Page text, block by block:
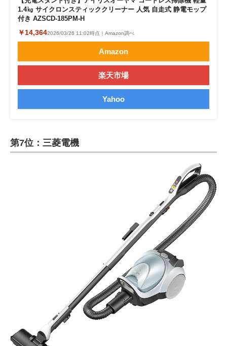
1.4㎏ サイクロンスティッククリーナー 人気 自走式 静電モップ
付き AZSCD-185PM-H
￥14,3642026/03/26 11:02時点｜Amazon調べ
Amazon
楽天市場
Yahoo
第7位：三菱電機